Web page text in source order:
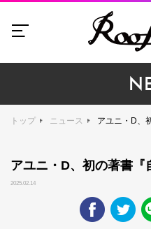
トップ ニュース アユニ・D、
アユニ・D、初の著書『
2025.02.14